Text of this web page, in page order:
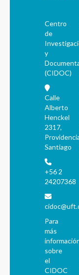
Centro
de
y
(CIDOC)
Calle
Alberto
Henckel
2317,
Santiago
+56 2
24207368
Para
más
sobre
el
CIDOC